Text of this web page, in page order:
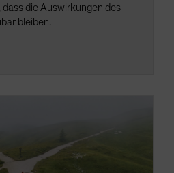
die Auswirkungen des
bleiben.